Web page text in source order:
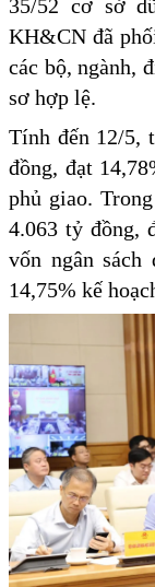
35/52 cơ sở
KH&CN đã
các bộ, ngành,
sơ hợp lệ.
Tính đến 12/5,
đồng, đạt
phủ giao.
4.063 tỷ đồng,
vốn ngân
14,75% kế